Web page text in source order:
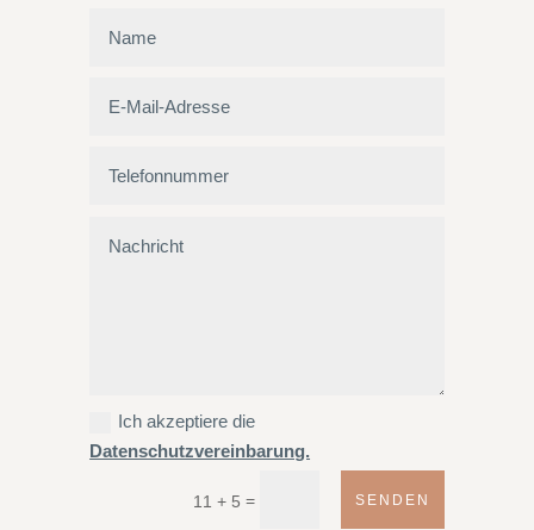
Ich akzeptiere die
Datenschutzvereinbarung.
11 + 5 = SENDEN